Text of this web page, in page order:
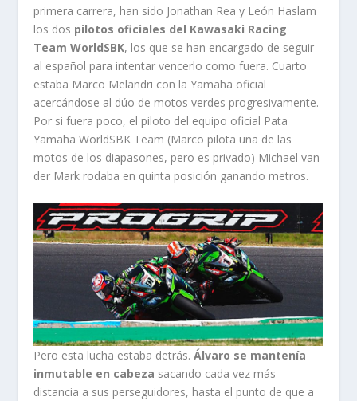
primera carrera, han sido Jonathan Rea y León Haslam
los dos pilotos oficiales del Kawasaki Racing
Team WorldSBK, los que se han encargado de seguir
al español para intentar vencerlo como fuera. Cuarto
estaba Marco Melandri con la Yamaha oficial
acercándose al dúo de motos verdes progresivamente.
Por si fuera poco, el piloto del equipo oficial Pata
Yamaha WorldSBK Team (Marco pilota una de las
motos de los diapasones, pero es privado) Michael van
der Mark rodaba en quinta posición ganando metros.
Pero esta lucha estaba detrás.Álvaro se mantenía
inmutable en cabeza sacando cada vez más
distancia a sus perseguidores, hasta el punto de que a